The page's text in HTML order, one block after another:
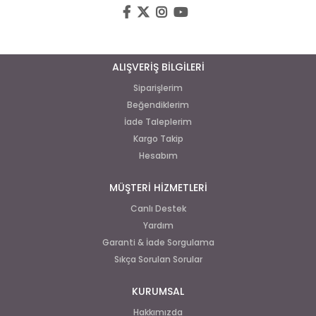
ALIŞVERİŞ BİLGİLERİ
Siparişlerim
Beğendiklerim
İade Taleplerim
Kargo Takip
Hesabım
MÜŞTERİ HİZMETLERİ
Canlı Destek
Yardım
Garanti & İade Sorgulama
Sıkça Sorulan Sorular
KURUMSAL
Hakkımızda